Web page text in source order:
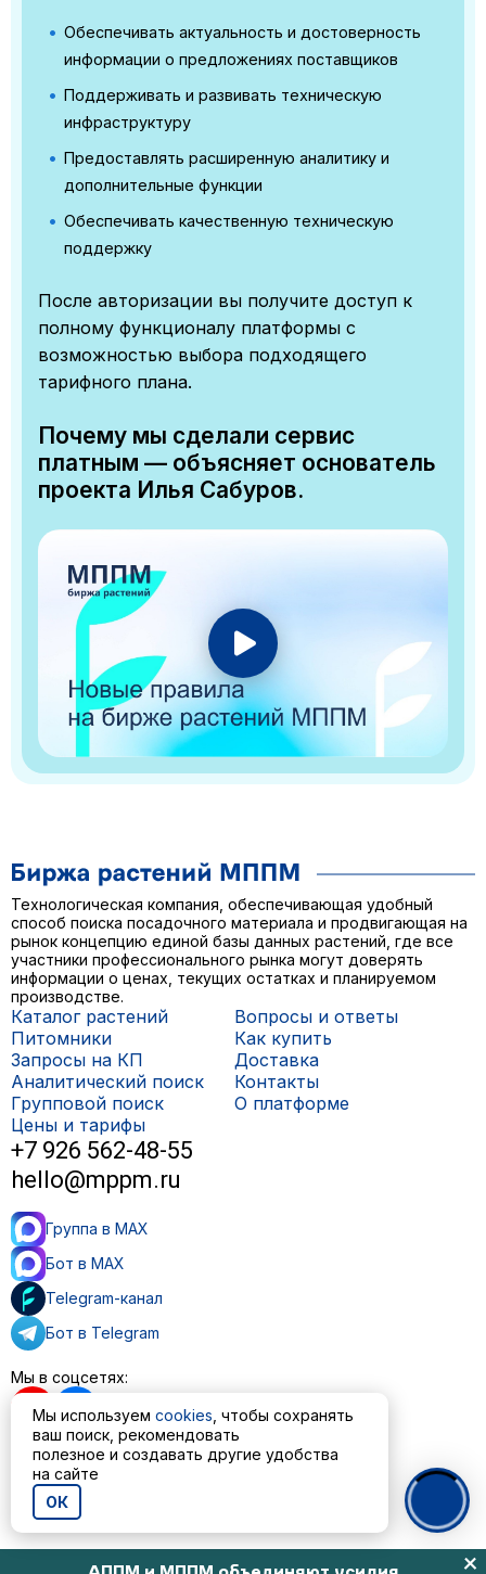
Обеспечивать актуальность и достоверность
информации о предложениях поставщиков
Поддерживать и развивать техническую
инфраструктуру
Предоставлять расширенную аналитику и
дополнительные функции
Обеспечивать качественную техническую
поддержку
После авторизации вы получите доступ к
полному функционалу платформы с
возможностью выбора подходящего
тарифного плана.
Почему мы сделали сервис
платным — объясняет основатель
проекта Илья Сабуров.
Технологическая компания, обеспечивающая удобный
способ поиска посадочного материала и продвигающая на
рынок концепцию единой базы данных растений, где все
участники профессионального рынка могут доверять
информации о ценах, текущих остатках и планируемом
производстве.
Каталог растений
Питомники
Запросы на КП
Аналитический поиск
Групповой поиск
Цены и тарифы
Вопросы и ответы
Как купить
Доставка
Контакты
О платформе
+7 926 562-48-55
hello@mppm.ru
Группа в MAX
Бот в MAX
Telegram-канал
Бот в Telegram
Мы в соцсетях:
Пользовательское соглашение
Политика обработки персональных данных
© ООО «МППМ» 2023—2026
Мы используем cookies , чтобы сохранять
ваш поиск, рекомендовать
полезное и создавать другие удобства
на сайте
ОК